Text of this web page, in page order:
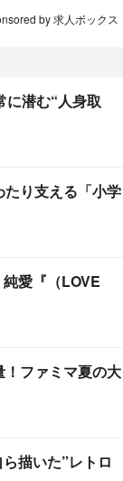
by 求人ボックス
に潜む“人身取
り支える「小学
愛『（LOVE
ファミマ夏の大
描いた”レトロ